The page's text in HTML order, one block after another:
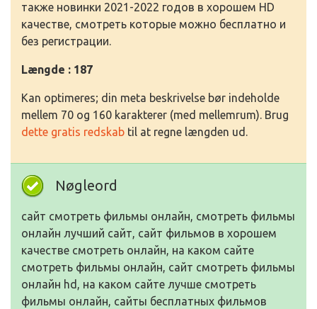
также новинки 2021-2022 годов в хорошем HD
качестве, смотреть которые можно бесплатно и
без регистрации.
Længde : 187
Kan optimeres; din meta beskrivelse bør indeholde
mellem 70 og 160 karakterer (med mellemrum). Brug
dette gratis redskab til at regne længden ud.
Nøgleord
сайт смотреть фильмы онлайн, смотреть фильмы
онлайн лучший сайт, сайт фильмов в хорошем
качестве смотреть онлайн, на каком сайте
смотреть фильмы онлайн, сайт смотреть фильмы
онлайн hd, на каком сайте лучше смотреть
фильмы онлайн, сайты бесплатных фильмов